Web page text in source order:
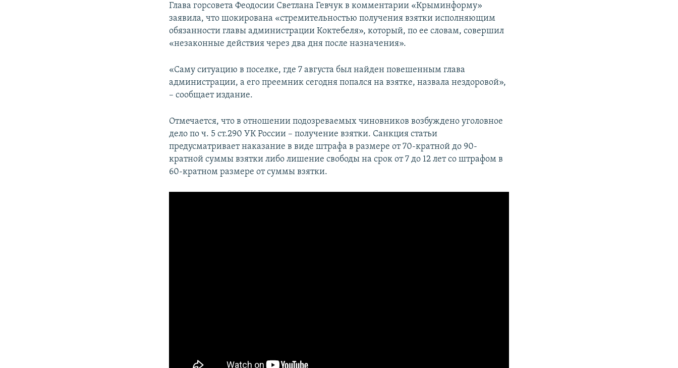
Глава горсовета Феодосии Светлана Гевчук в комментарии «Крыминформу»
заявила, что шокирована «стремительностью получения взятки исполняющим
обязанности главы администрации Коктебеля», который, по ее словам, совершил
«незаконные действия через два дня после назначения».
«Саму ситуацию в поселке, где 7 августа был найден повешенным глава
администрации, а его преемник сегодня попался на взятке, назвала нездоровой»,
– сообщает издание.
Отмечается, что в отношении подозреваемых чиновников возбуждено уголовное
дело по ч. 5 ст.290 УК России – получение взятки. Санкция статьи
предусматривает наказание в виде штрафа в размере от 70-кратной до 90-
кратной суммы взятки либо лишение свободы на срок от 7 до 12 лет со штрафом в
60-кратном размере от суммы взятки.